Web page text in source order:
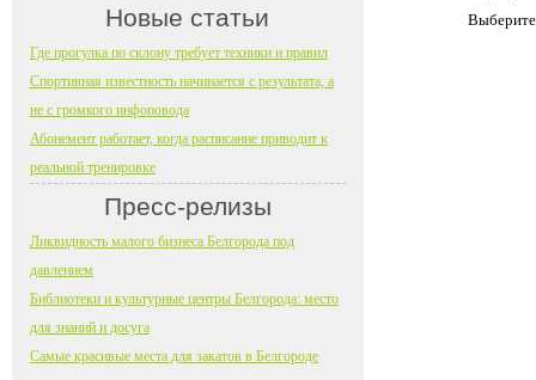
Новые статьи
Где прогулка по склону требует техники и правил
Спортивная известность начинается с результата, а
не с громкого инфоповода
Абонемент работает, когда расписание приводит к
реальной тренировке
Пресс-релизы
Ликвидность малого бизнеса Белгорода под
давлением
Библиотеки и культурные центры Белгорода: место
для знаний и досуга
Самые красивые места для закатов в Белгороде